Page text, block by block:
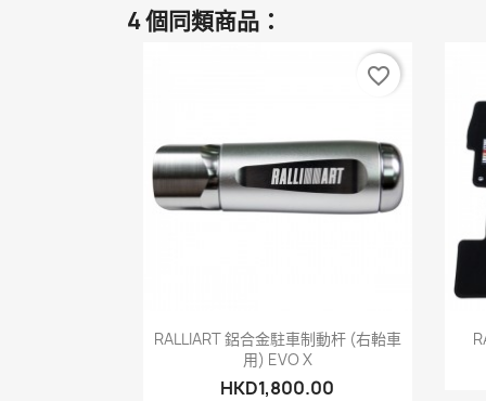
4 個同類商品：
快速查看
RALLIART 鋁合金駐車制動杆 (右軩車
用) EVO X
HKD1,800.00
favorite_border